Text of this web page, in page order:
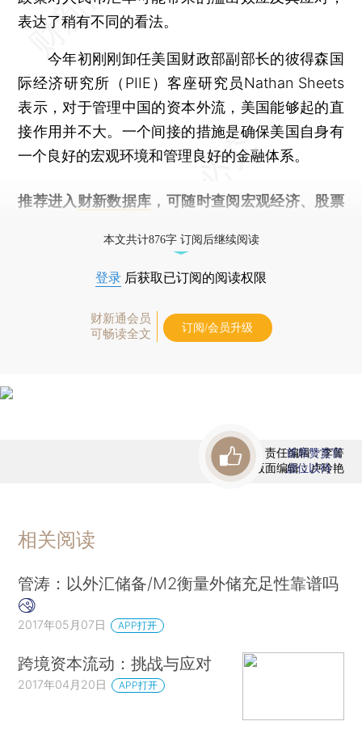
表达了稍有不同的看法。
今年初刚刚卸任美国财政部副部长的彼得森国
际经济研究所（PIIE）客座研究员Nathan Sheets
表示，对于管理中国的资本外流，美国能够起的直
接作用并不大。一个间接的措施是确保美国自身有
一个良好的宏观环境和管理良好的金融体系。
推荐进入 财新数据库 ，可随时查阅宏观经济、股票
本文共计876字 订阅后继续阅读
登录 后获取已订阅的阅读权限
财新通会员
可畅读全文
订阅/会员升级
责任编辑：李箐
版面编辑：卢玲艳
首席赞赏官
虚位以待
相关阅读
管涛：以外汇储备/M2衡量外储充足性靠谱吗
2017年05月07日 APP打开
跨境资本流动：挑战与应对
2017年04月20日 APP打开